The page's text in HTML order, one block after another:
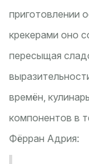
приготовлении
крекерами оно
пересыщая
времён,
компонентов в
Фёрран Адрия: